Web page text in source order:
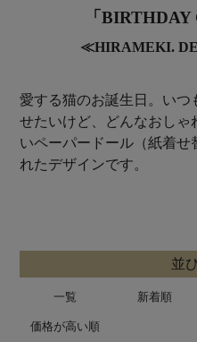
「
≪HIRAMEKI.
愛する猫のお誕生日。いつ
せたいけど、どんなおしゃ
いペーパードール（紙着
れたデザインです。
並
一覧 新着順
価格が高い順